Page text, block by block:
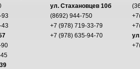
93
43
90
ул. Стахановцев 10б
(8692) 944-750
+7 (978) 719-33-79
+7 (978) 635-94-70